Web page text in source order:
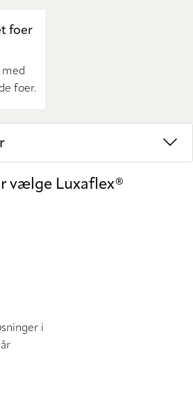
foer
foer.
vælge Luxaflex®
i